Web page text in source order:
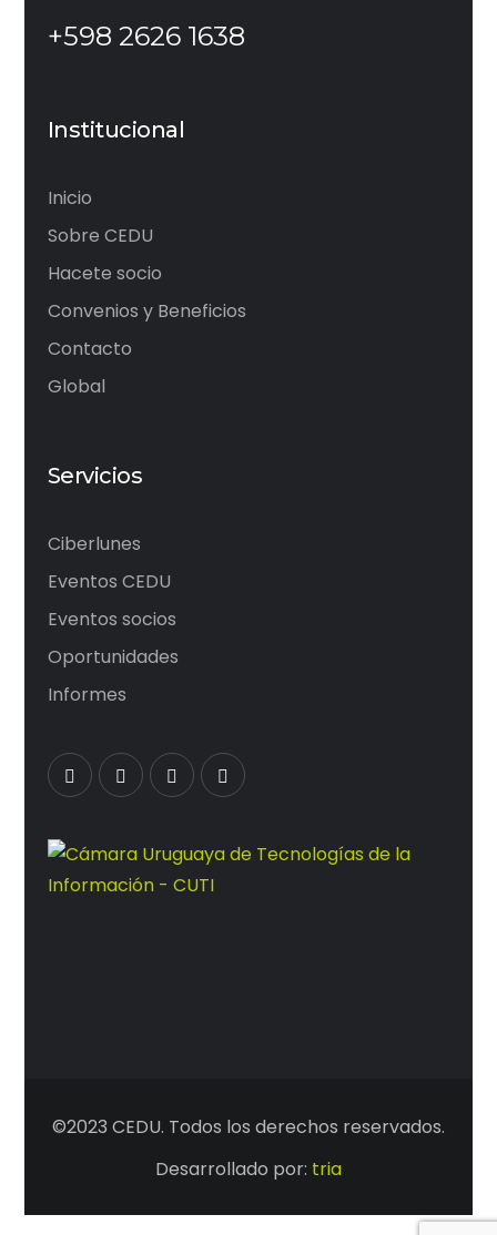
+598 2626 1638
Institucional
Inicio
Sobre CEDU
Hacete socio
Convenios y Beneficios
Contacto
Global
Servicios
Ciberlunes
Eventos CEDU
Eventos socios
Oportunidades
Informes
©2023 CEDU. Todos los derechos reservados.
Desarrollado por: tria